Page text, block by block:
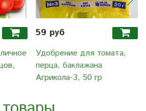
59 руб
Удобрение для томата,
перца, баклажана
Агрикола-3, 50 гр